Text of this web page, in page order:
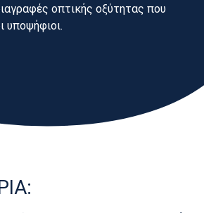
οπτικής οξύτητας που
υποψήφιοι.